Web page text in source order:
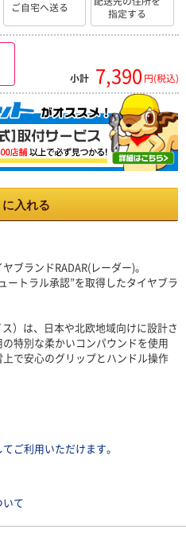
ご自宅へ送る
指定する
小計 7,390 円(税込)
に入れる
ブランドRADAR(レーダー)。
ートラル承認”を取得したタイヤブラ
）は、日本や北欧地域向けに設計さ
特別な柔かいコンパウンドを使用
で安心のグリップとハンドル操作
ご利用いただけます。
て